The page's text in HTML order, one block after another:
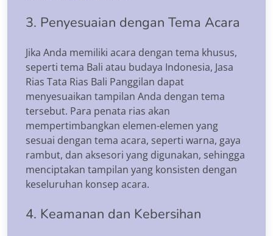
3. Penyesuaian dengan Tema Acara
Jika Anda memiliki acara dengan tema khusus,
seperti tema Bali atau budaya Indonesia, Jasa
Rias Tata Rias Bali Panggilan dapat
menyesuaikan tampilan Anda dengan tema
tersebut. Para penata rias akan
mempertimbangkan elemen-elemen yang
sesuai dengan tema acara, seperti warna, gaya
rambut, dan aksesori yang digunakan, sehingga
menciptakan tampilan yang konsisten dengan
keseluruhan konsep acara.
4. Keamanan dan Kebersihan